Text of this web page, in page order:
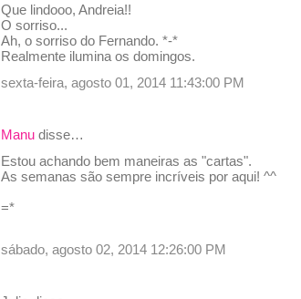
Que lindooo, Andreia!!
O sorriso...
Ah, o sorriso do Fernando. *-*
Realmente ilumina os domingos.
sexta-feira, agosto 01, 2014 11:43:00 PM
Manu disse…
Estou achando bem maneiras as "cartas".
As semanas são sempre incríveis por aqui! ^^
=*
sábado, agosto 02, 2014 12:26:00 PM